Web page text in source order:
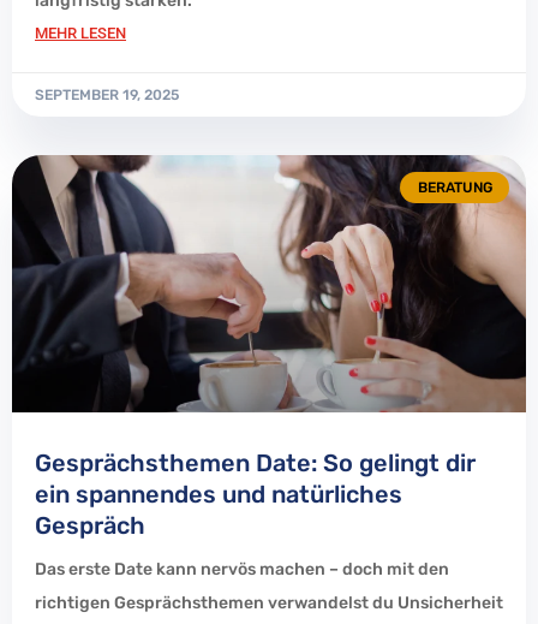
MEHR LESEN
SEPTEMBER 19, 2025
BERATUNG
Gesprächsthemen Date: So gelingt dir
ein spannendes und natürliches
Gespräch
Das erste Date kann nervös machen – doch mit den
richtigen Gesprächsthemen verwandelst du Unsicherheit